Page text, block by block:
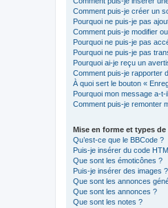
Comment puis-je créer un
Pourquoi ne puis-je pas
Comment puis-je modifier
Pourquoi ne puis-je pas
Pourquoi ne puis-je pas
Pourquoi ai-je reçu un
Comment puis-je rapporter
À quoi sert le bouton «
Pourquoi mon message a-t-
Comment puis-je remonter
Mise en forme et types
Qu’est-ce que le BBCode ?
Puis-je insérer du code
Que sont les émoticônes ?
Puis-je insérer des images ?
Que sont les annonces
Que sont les annonces ?
Que sont les notes ?